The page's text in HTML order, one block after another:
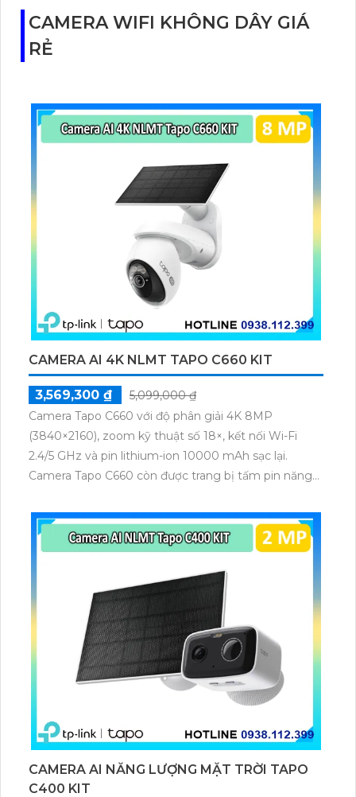
giúp tái tạo hình ảnh và âm thanh rõ ràng trên cáp
đồng trục. Chức năng thu âm ưu việt là một điểm nổi
bật của sản phẩm này và nó cũng tương thích với
ghi lại và theo dõi.
CAMERA WIFI KHÔNG DÂY GIÁ
RẺ
CAMERA AI 4K NLMT TAPO C660 KIT
3,569,300 ₫
5,099,000 ₫
Camera Tapo C660 với độ phân giải 4K 8MP
(3840×2160), zoom kỹ thuật số 18×, kết nối Wi-Fi
2.4/5 GHz và pin lithium-ion 10000 mAh sạc lại.
Camera Tapo C660 còn được trang bị tấm pin năng
thú cưng, phương tiện, lưu trữ thẻ microSD tối đa 512
GB.
CAMERA AI NĂNG LƯỢNG MẶT TRỜI TAPO
C400 KIT